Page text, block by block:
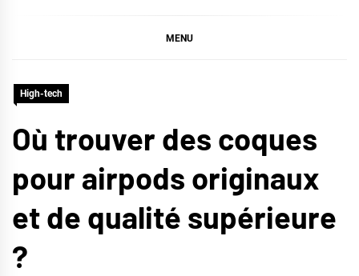
MENU
High-tech
Où trouver des coques
pour airpods originaux
et de qualité supérieure
?